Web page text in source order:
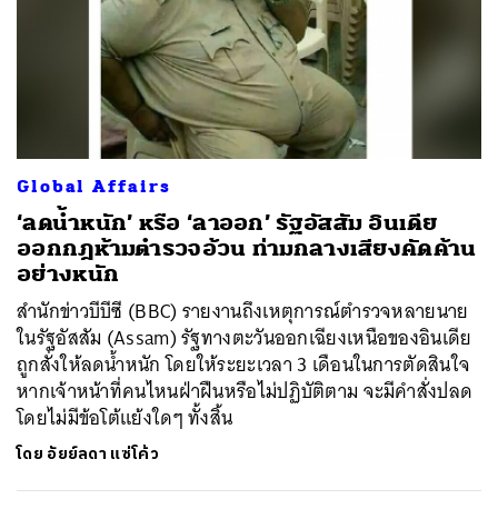
Global Affairs
‘ลดน้ำหนัก’ หรือ ‘ลาออก’ รัฐอัสสัม อินเดีย
ออกกฎห้ามตำรวจอ้วน ท่ามกลางเสียงคัดค้าน
อย่างหนัก
สำนักข่าวบีบีซี (BBC) รายงานถึงเหตุการณ์ตำรวจหลายนาย
ในรัฐอัสสัม (Assam) รัฐทางตะวันออกเฉียงเหนือของอินเดีย
ถูกสั่งให้ลดน้ำหนัก โดยให้ระยะเวลา 3 เดือนในการตัดสินใจ
หากเจ้าหน้าที่คนไหนฝ่าฝืนหรือไม่ปฏิบัติตาม จะมีคำสั่งปลด
โดยไม่มีข้อโต้แย้งใดๆ ทั้งสิ้น
โดย อัยย์ลดา แซ่โค้ว